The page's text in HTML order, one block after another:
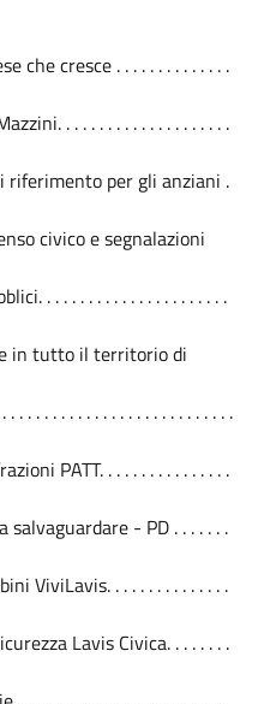
che cresce . . . . . . . . . . . . . .
. . . . . . . . . . . . . . . . . . . .
riferimento per gli anziani .
civico e segnalazioni
. . . . . . . . . . . . . . . . . . . . . .
in tutto il territorio di
. . . . . . . . . . . . . . . . . . . . . . . . .
PATT. . . . . . . . . . . . . . . .
salvaguardare - PD . . . . . . .
ViviLavis. . . . . . . . . . . . . . .
Lavis Civica. . . . . . . .